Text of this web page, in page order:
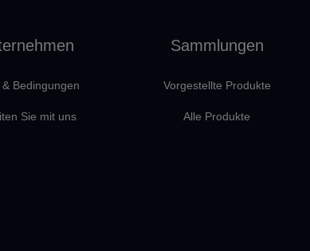
& Bedingungen
Sie mit uns
Sammlungen
Vorgestellte Produkte
Alle Produkte